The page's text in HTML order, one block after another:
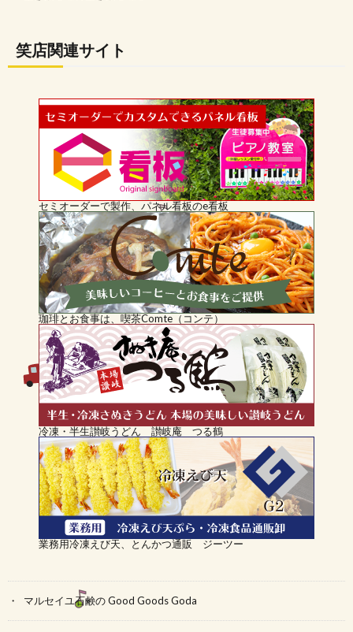
笑店関連サイト
セミオーダーで製作、パネル看板のe看板
珈琲とお食事は、喫茶Comte（コンテ）
冷凍・半生讃岐うどん 讃岐庵 つる鶴
業務用冷凍えび天、とんかつ通販 ジーツー
マルセイユ石鹸の Good Goods Goda